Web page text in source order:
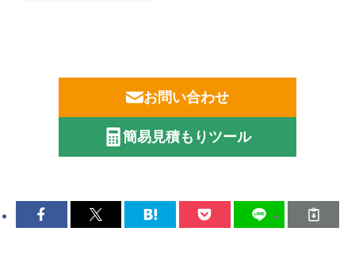
お問い合わせ
簡易見積もりツール